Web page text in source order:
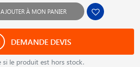
AJOUTER À MON PANIER
DEMANDE DEVIS
si le produit est hors stock.